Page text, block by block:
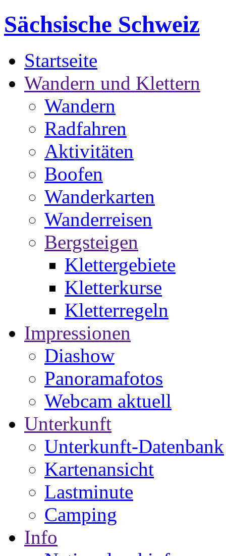
Sächsische Schweiz
Startseite
Wandern und Klettern
Wandern
Radfahren
Aktivitäten
Boofen
Wanderkarten
Wanderreisen
Bergsteigen
Klettergebiete
Kletterkurse
Kletterregeln
Impressionen
Diashow
Panoramafotos
Webcam aktuell
Unterkunft
Unterkunft-Datenbank
Kartenansicht
Lastminute
Camping
Info